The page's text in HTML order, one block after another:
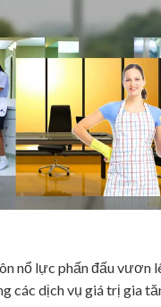
nổ lực phấn đấu
các dịch vụ giá trị gia